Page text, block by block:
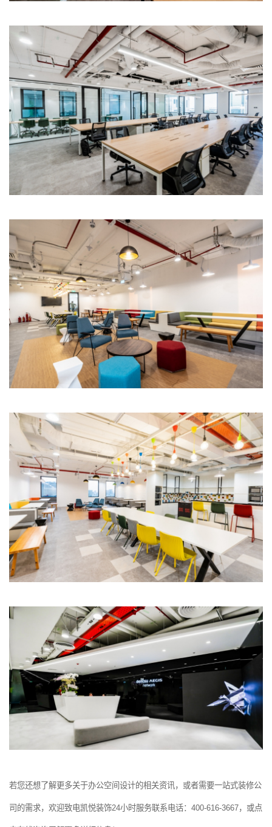
若您还想了解更多关于办公空间设计的相关资讯，或者需要一站式装修公
司的需求，欢迎致电凯悦装饰24小时服务联系电话：400-616-3667，或点